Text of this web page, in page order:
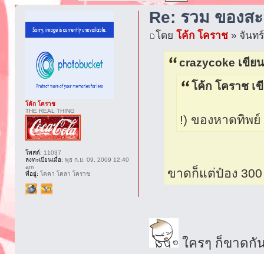
Re: รวม ของส
โดยโค้ก โคราช » จันท
crazycoke เขีย
โค้ก โคราช เ
!) ของหาดทิพ
ขาดก็แต่ป๋อง
ใครๆ ก็ขาด
โค้ก โคราช
THE REAL THING
โพสต์: 11037
ลงทะเบียนเมื่อ: พุธ ก.ย. 09, 2009 12:40
am
ที่อยู่: โคคา โคลา โคราช